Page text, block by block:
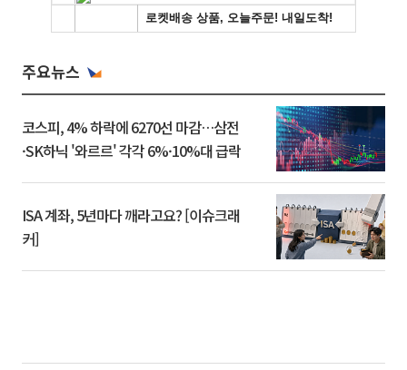
주요뉴스
코스피, 4% 하락에 6270선 마감…삼전
·SK하닉 '와르르' 각각 6%·10%대 급락
ISA 계좌, 5년마다 깨라고요? [이슈크래
커]